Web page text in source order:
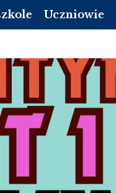
2027
2027
2027
PRZEDSZKOLE
DNIA
UROCZYSTOŚCI
DODATKOWE
Uczniowie
EGZAMINY
DZWONKI